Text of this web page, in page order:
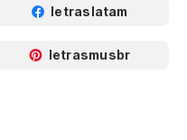
letraslatam
letrasmusbr